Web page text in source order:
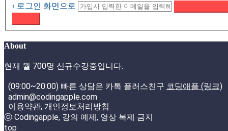
‹ 로그인 화면으로
About
현재 월 700명 신규수강중입니다.
(09:00~20:00) 빠른 상담은 카톡 플러스친구 코딩애플 (링크)
admin@codingapple.com
이용약관, 개인정보처리방침
ⓒ Codingapple, 강의 예제, 영상 복제 금지
top